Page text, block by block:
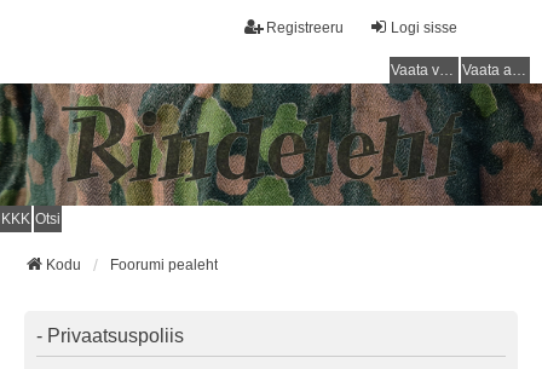
Logi sisse
Registreeru
Vaata vastamata teemasi Vaata aktiivseid teemasid
KKK Otsi
Kodu Foorumi pealeht
- Privaatsuspoliis